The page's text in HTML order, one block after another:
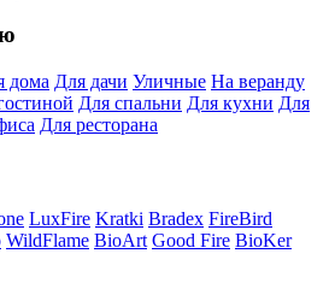
дома Для дачи Уличные На веранду
Для спальни Для кухни Для
Для ресторана
LuxFire Kratki Bradex FireBird
WildFlame BioArt Good Fire BioKer